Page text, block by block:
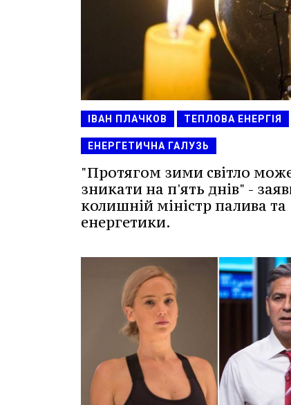
ІВАН ПЛАЧКОВ ТЕПЛОВА ЕНЕРГІЯ
ЕНЕРГЕТИЧНА ГАЛУЗЬ
"Протягом зими світло
зникати на п'ять днів" -
колишній міністр палива та
енергетики.